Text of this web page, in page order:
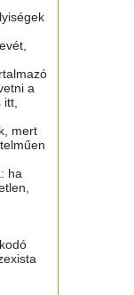
a
mert
ha